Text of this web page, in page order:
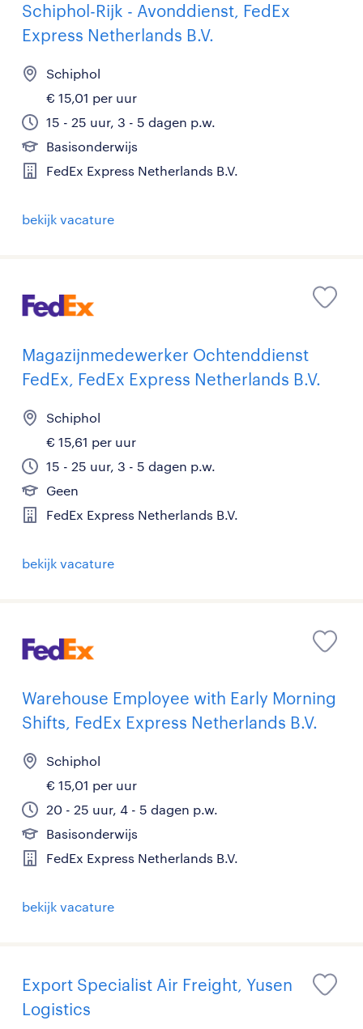
Schiphol-Rijk - Avonddienst, FedEx
Express Netherlands B.V.
Schiphol
€ 15,01 per uur
15 - 25 uur, 3 - 5 dagen p.w.
Basisonderwijs
FedEx Express Netherlands B.V.
bekijk vacature
Magazijnmedewerker Ochtenddienst
FedEx, FedEx Express Netherlands B.V.
Schiphol
€ 15,61 per uur
15 - 25 uur, 3 - 5 dagen p.w.
Geen
FedEx Express Netherlands B.V.
bekijk vacature
Warehouse Employee with Early Morning
Shifts, FedEx Express Netherlands B.V.
Schiphol
€ 15,01 per uur
20 - 25 uur, 4 - 5 dagen p.w.
Basisonderwijs
FedEx Express Netherlands B.V.
bekijk vacature
Export Specialist Air Freight, Yusen
Logistics